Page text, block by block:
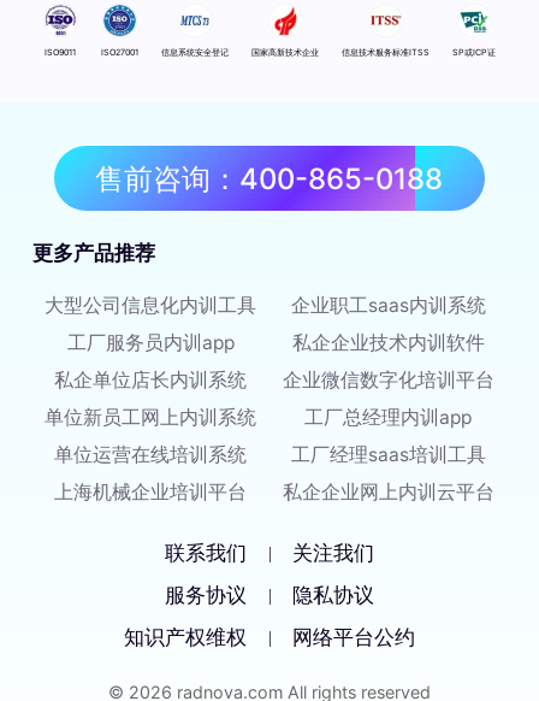
ISO9011 ISO27001 信息系统安全登记 国家高新技术企业 信息技术服务标准ITSS SP或ICP证
售前咨询：400-865-0188
更多产品推荐
大型公司信息化内训工具
企业职工saas内训系统
工厂服务员内训app
私企企业技术内训软件
私企单位店长内训系统
企业微信数字化培训平台
单位新员工网上内训系统
工厂总经理内训app
单位运营在线培训系统
工厂经理saas培训工具
上海机械企业培训平台
私企企业网上内训云平台
联系我们 |
关注我们
服务协议
|
隐私协议
知识产权维权
| 网络平台公约
© 2026 radnova.com All rights reserved